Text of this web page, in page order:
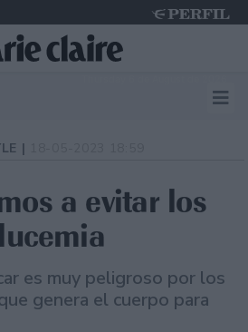
|
a evitar los
es muy peligroso por los
genera el cuerpo para